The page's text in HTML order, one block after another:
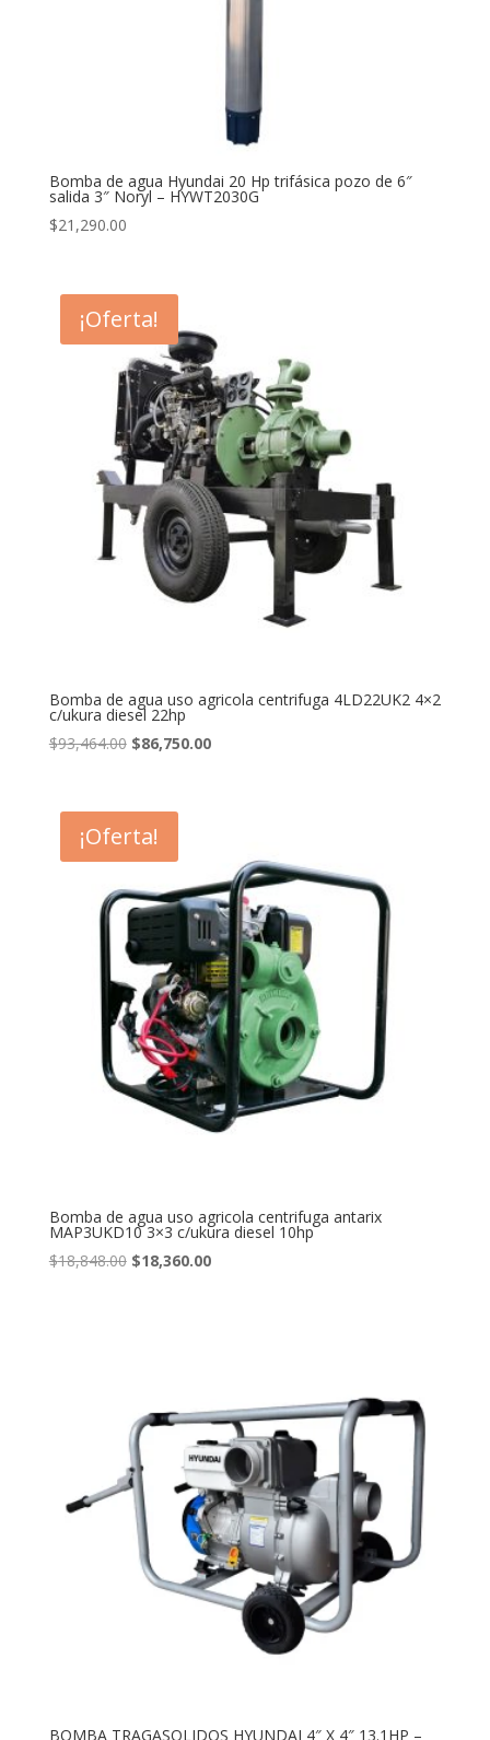
Bomba de agua Hyundai 20 Hp trifásica pozo de 6″
salida 3″ Noryl – HYWT2030G
$21,290.00
¡Oferta!
Bomba de agua uso agricola centrifuga 4LD22UK2 4×2
c/ukura diesel 22hp
$93,464.00 Original
$93,464.00.
$86,750.00Current
¡Oferta!
Bomba de agua uso agricola centrifuga antarix
MAP3UKD10 3×3 c/ukura diesel 10hp
$18,848.00 Original
$18,360.00Current
BOMBA TRAGASOLIDOS HYUNDAI 4″ X 4″ 13.1HP –